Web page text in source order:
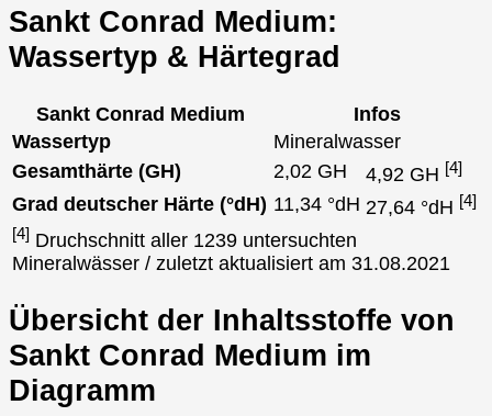
Sankt Conrad Medium:
Wassertyp & Härtegrad
Sankt Conrad Medium
Infos
Wassertyp
Mineralwasser
Gesamthärte (GH)
2,02 GH 4,92 GH [4]
Grad deutscher Härte (°dH) 11,34 °dH 27,64 °dH [4]
[4] Druchschnitt aller 1239 untersuchten
Mineralwässer / zuletzt aktualisiert am 31.08.2021
Übersicht der Inhaltsstoffe von
Sankt Conrad Medium im
Diagramm